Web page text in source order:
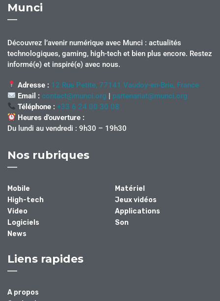
Munci
Découvrez l’avenir numérique avec Munci : actualités
technologiques, gaming, high-tech et bien plus encore. Restez
informé(e) et inspiré(e) avec nous.
Adresse : 12 Rue Petite, 77141 Vaudoy-en-Brie, France
Email : contact@munci.org | partenariat@munci.org
Téléphone : +33 6 24 00 30 08
Heures d’ouverture :
Du lundi au vendredi : 9h30 – 19h30
Nos rubriques
Mobile
Matériel
High-tech
Jeux vidéos
Video
Applications
Logiciels
Son
News
Liens rapides
A propos